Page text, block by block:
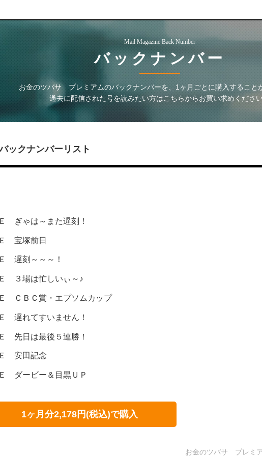
Mail Magazine Back Number
バックナンバー
お金のツバサ プレミアムのバックナンバーを、1ヶ月ごとに購入すること
過去に配信された号を読みたい方はこちらからお買い求めください
ックナンバーリスト
ぎゃは～また遅刻！
宝塚前日
遅刻～～～！
３場は忙しいぃ～♪
ＣＢＣ賞・エプソムカップ
遅れてすいません！
先日は最後５連勝！
安田記念
ダービー＆目黒ＵＰ
1ヶ月分2,178円(税込)で購入
お金のツバサ プレミ